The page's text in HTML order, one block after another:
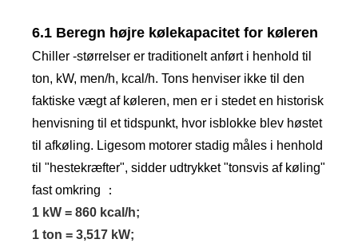
6.1 Beregn højre kølekapacitet for køleren
Chiller -størrelser er traditionelt anført i henhold til
ton, kW, men/h, kcal/h. Tons henviser ikke til den
faktiske vægt af køleren, men er i stedet en historisk
henvisning til et tidspunkt, hvor isblokke blev høstet
til afkøling. Ligesom motorer stadig måles i henhold
til "hestekræfter", sidder udtrykket "tonsvis af køling"
fast omkring ：
1 kW = 860 kcal/h;
1 ton = 3,517 kW;